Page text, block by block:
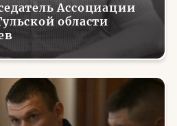
Ассоциации
области